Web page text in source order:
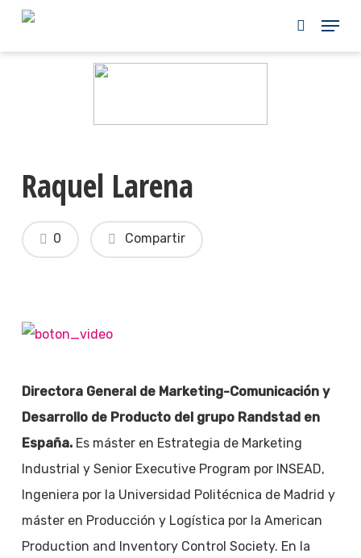
Skip
Raquel Larena
Compartir
0
Directora General de Marketing-Comunicación y
Desarrollo de Producto del grupo Randstad en
España.Es máster en Estrategia de Marketing
Industrial y Senior Executive Program por INSEAD,
Ingeniera por la Universidad Politécnica de Madrid y
máster en Producción y Logística por la American
Production and Inventory Control Society. En la